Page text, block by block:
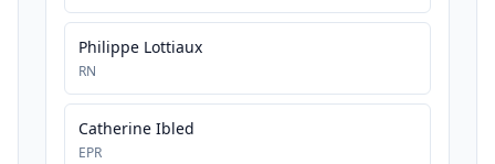
Philippe Lottiaux
RN
Catherine Ibled
EPR